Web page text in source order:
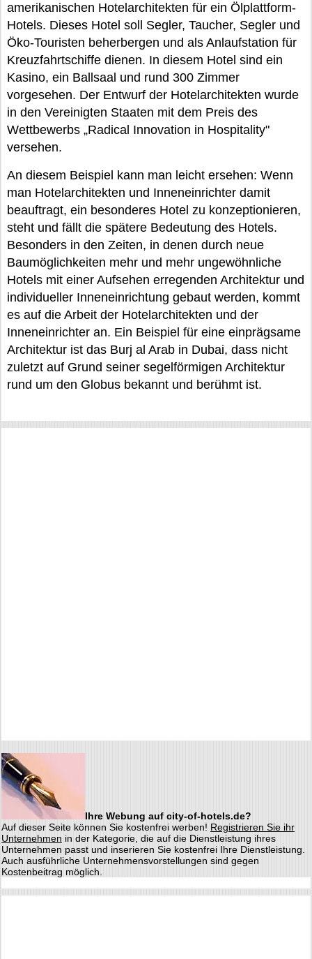
amerikanischen Hotelarchitekten für ein Ölplattform-
Hotels. Dieses Hotel soll Segler, Taucher, Segler und
Öko-Touristen beherbergen und als Anlaufstation für
Kreuzfahrtschiffe dienen. In diesem Hotel sind ein
Kasino, ein Ballsaal und rund 300 Zimmer
vorgesehen. Der Entwurf der Hotelarchitekten wurde
in den Vereinigten Staaten mit dem Preis des
Wettbewerbs „Radical Innovation in Hospitality"
versehen.
An diesem Beispiel kann man leicht ersehen: Wenn
man Hotelarchitekten und Inneneinrichter damit
beauftragt, ein besonderes Hotel zu konzeptionieren,
steht und fällt die spätere Bedeutung des Hotels.
Besonders in den Zeiten, in denen durch neue
Baumöglichkeiten mehr und mehr ungewöhnliche
Hotels mit einer Aufsehen erregenden Architektur und
individueller Inneneinrichtung gebaut werden, kommt
es auf die Arbeit der Hotelarchitekten und der
Inneneinrichter an. Ein Beispiel für eine einprägsame
Architektur ist das Burj al Arab in Dubai, dass nicht
zuletzt auf Grund seiner segelförmigen Architektur
rund um den Globus bekannt und berühmt ist.
Ihre Webung auf city-of-hotels.de?
Auf dieser Seite können Sie kostenfrei werben! Registrieren Sie ihr
Unternehmen in der Kategorie, die auf die Dienstleistung ihres
Unternehmen passt und inserieren Sie kostenfrei Ihre Dienstleistung.
Auch ausführliche Unternehmensvorstellungen sind gegen
Kostenbeitrag möglich.